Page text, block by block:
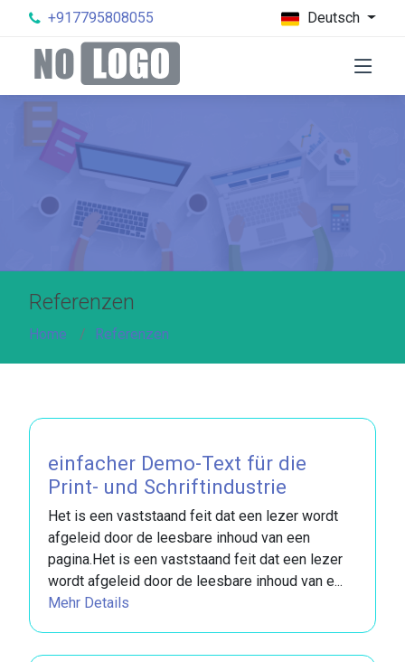
+917795808055 Deutsch
Referenzen
Home Referenzen
einfacher Demo-Text für die
Print- und Schriftindustrie
Het is een vaststaand feit dat een lezer wordt
afgeleid door de leesbare inhoud van een
pagina.Het is een vaststaand feit dat een lezer
wordt afgeleid door de leesbare inhoud van e...
Mehr Details